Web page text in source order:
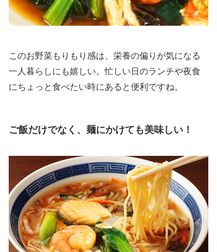
このお野菜もりもり感は、栄養の偏りが気になる
一人暮らしにも嬉しい。忙しい日のランチや夜食
にちょっと食べたい時にあると便利ですね。
ご飯だけでなく、麺にかけても美味しい！